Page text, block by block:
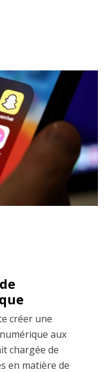
créer une
aux
chargée de
en matière de